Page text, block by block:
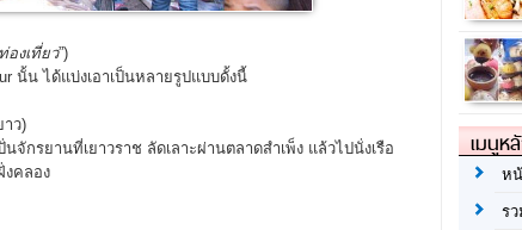
องเที่ยว”)
นั้น ได้แบ่งเอาเป็นหลายรูปแบบดั้งนี้
ว)
กรยานที่เยาวราช ลัดเลาะผ่านตลาดสำเพ็ง แล้วไปนั่งเรือ
งคลอง
เมนูห
ห
ร